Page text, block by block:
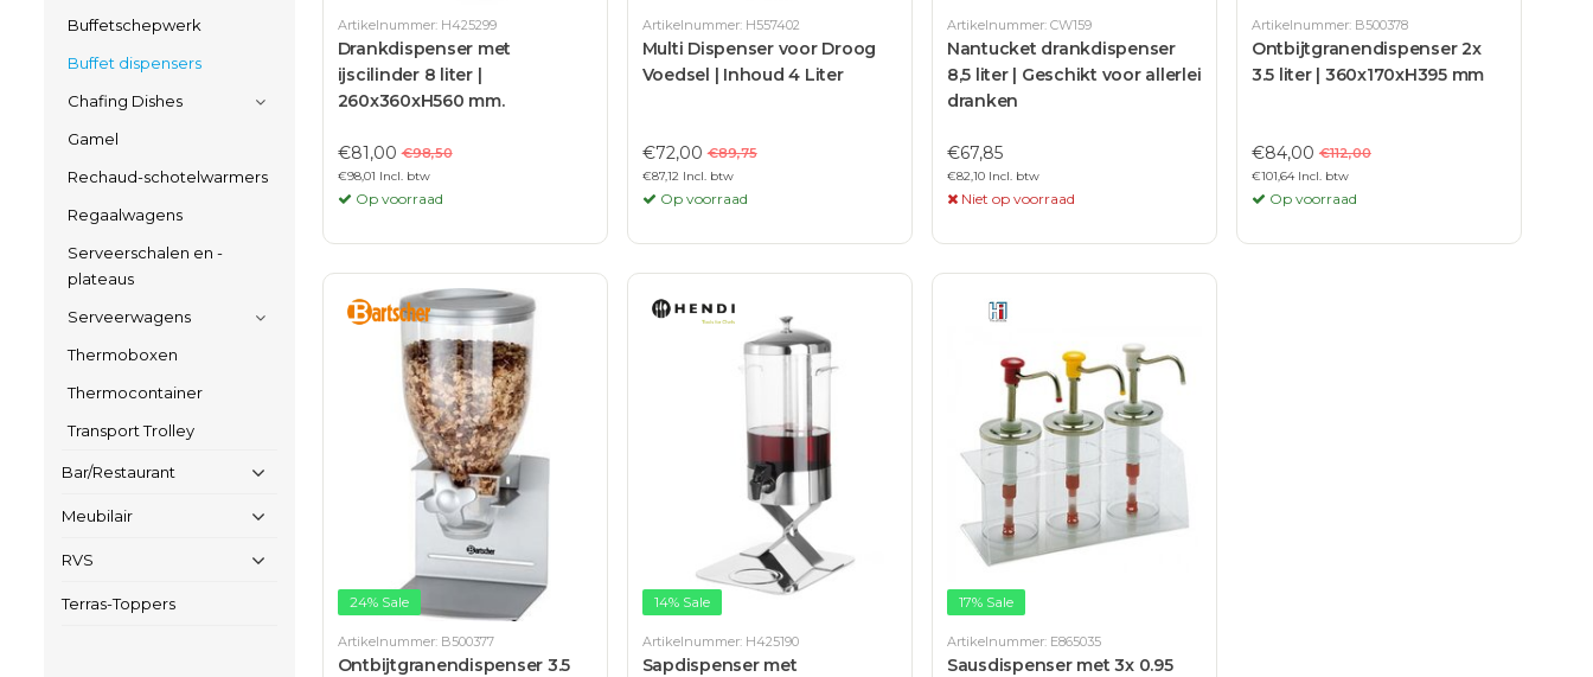
Buffetschepwerk
Buffet dispensers
Chafing Dishes
Gamel
Rechaud-schotelwarmers
Regaalwagens
Serveerschalen en -
plateaus
Serveerwagens
Thermoboxen
Thermocontainer
Transport Trolley
Bar/Restaurant
Meubilair
RVS
Terras-Toppers
Artikelnummer: H425299
Drankdispenser met
ijscilinder 8 liter |
260x360xH560 mm.
€81,00 €98,50
€98,01 Incl. btw
Op voorraad
Artikelnummer: H557402
Multi Dispenser voor Droog
Voedsel | Inhoud 4 Liter
€72,00 €89,75
€87,12 Incl. btw
Op voorraad
Artikelnummer: CW159
Nantucket drankdispenser
8,5 liter | Geschikt voor allerlei
dranken
€67,85
€82,10 Incl. btw
Niet op voorraad
Artikelnummer: B500378
Ontbijtgranendispenser 2x
3.5 liter | 360x170xH395 mm
€84,00 €112,00
€101,64 Incl. btw
Op voorraad
24% Sale
Artikelnummer: B500377
Ontbijtgranendispenser 3.5
14% Sale
Artikelnummer: H425190
Sapdispenser met
17% Sale
Artikelnummer: E865035
Sausdispenser met 3x 0.95